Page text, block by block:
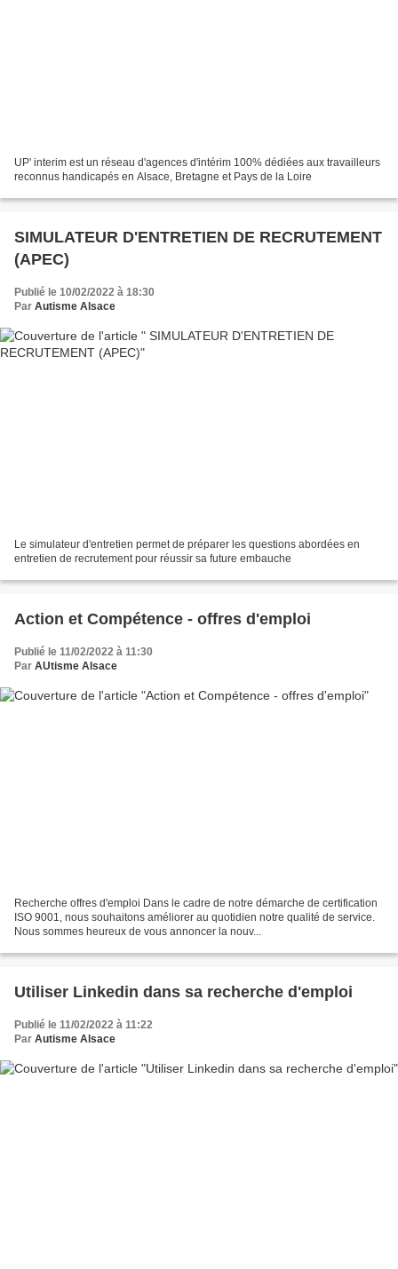
UP' interim est un réseau d'agences d'intérim 100% dédiées aux travailleurs
reconnus handicapés en Alsace, Bretagne et Pays de la Loire
SIMULATEUR D'ENTRETIEN DE RECRUTEMENT
(APEC)
Publié le 10/02/2022 à 18:30
Par Autisme Alsace
Le simulateur d'entretien permet de préparer les questions abordées en
entretien de recrutement pour réussir sa future embauche
Action et Compétence - offres d'emploi
Publié le 11/02/2022 à 11:30
Par AUtisme Alsace
Recherche offres d'emploi Dans le cadre de notre démarche de certification
ISO 9001, nous souhaitons améliorer au quotidien notre qualité de service.
Nous sommes heureux de vous annoncer la nouv...
Utiliser Linkedin dans sa recherche d'emploi
Publié le 11/02/2022 à 11:22
Par Autisme Alsace